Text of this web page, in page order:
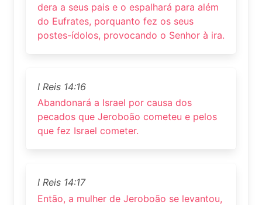
dera a seus pais e o espalhará para além
do Eufrates, porquanto fez os seus
postes-ídolos, provocando o Senhor à ira.
I Reis 14:16
Abandonará a Israel por causa dos
pecados que Jeroboão cometeu e pelos
que fez Israel cometer.
I Reis 14:17
Então, a mulher de Jeroboão se levantou,